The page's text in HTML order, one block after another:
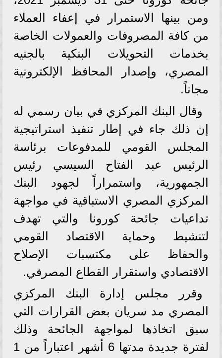
ومن بينها الاستمرار في إعفاء العملاء
من كافة المصروفات والعمولات الخاصة
بخدمات التحويلات البنكية بالجنيه
المصري، وإصدار المحافظ الإلكترونية
مجاناً.
وقال البنك المركزي في بيان رسمي له
إن ذلك جاء في إطار تنفيذ استراتيجية
المجلس القومي للمدفوعات برئاسة
الرئيس عبد الفتاح السيسي رئيس
الجمهورية، واستمراراً لجهود البنك
المركزي المصري الاستباقية في مواجهة
تداعيات جائحة كورونا والتي تهدف
لتنشيط وحماية الاقتصاد القومي
والحفاظ على مكتسبات الإصلاح
الاقتصادي واستقرار القطاع المصرفي.
وقرر مجلس إدارة البنك المركزي
المصري مد سريان بعض القرارات التي
سبق اتخاذها لمواجهة الجائحة وذلك
لفترة جديدة مدتها 6 أشهر اعتباراً من 1